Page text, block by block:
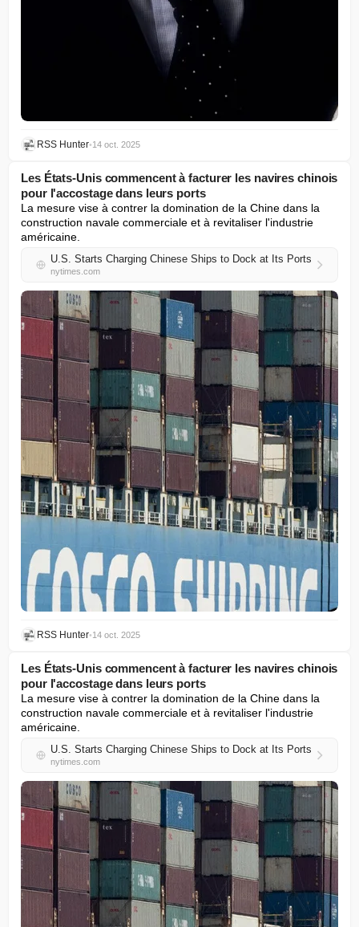
RSS Hunter•14 oct. 2025
Les États-Unis commencent à facturer les navires chinois
pour l'accostage dans leurs ports
La mesure vise à contrer la domination de la Chine dans la
construction navale commerciale et à revitaliser l'industrie
américaine.
U.S. Starts Charging Chinese Ships to Dock at Its Ports
nytimes.com
RSS Hunter•14 oct. 2025
Les États-Unis commencent à facturer les navires chinois
pour l'accostage dans leurs ports
La mesure vise à contrer la domination de la Chine dans la
construction navale commerciale et à revitaliser l'industrie
américaine.
U.S. Starts Charging Chinese Ships to Dock at Its Ports
nytimes.com